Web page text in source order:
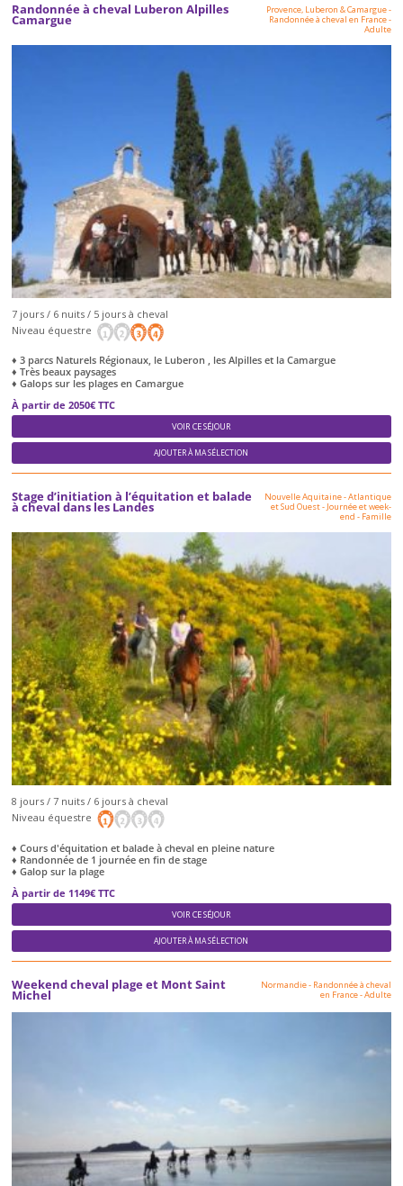
Randonnée à cheval Luberon Alpilles
Camargue
Provence, Luberon & Camargue-
Randonnée à cheval en France-
Adulte
7 jours / 6 nuits / 5 jours à cheval
Niveau équestre
♦ 3 parcs Naturels Régionaux, le Luberon , les Alpilles et la Camargue
♦ Très beaux paysages
♦ Galops sur les plages en Camargue
À partir de 2050€ TTC
VOIR CE SÉJOUR
AJOUTER À MA SÉLECTION
Stage d’initiation à l’équitation et balade
à cheval dans les Landes
Nouvelle Aquitaine - Atlantique
et Sud Ouest- Journée et week-
end - Famille
8 jours / 7 nuits / 6 jours à cheval
Niveau équestre
♦ Cours d'équitation et balade à cheval en pleine nature
♦ Randonnée de 1 journée en fin de stage
♦ Galop sur la plage
À partir de 1149€ TTC
VOIR CE SÉJOUR
AJOUTER À MA SÉLECTION
Weekend cheval plage et Mont Saint
Michel
Normandie- Randonnée à cheval
en France-Adulte